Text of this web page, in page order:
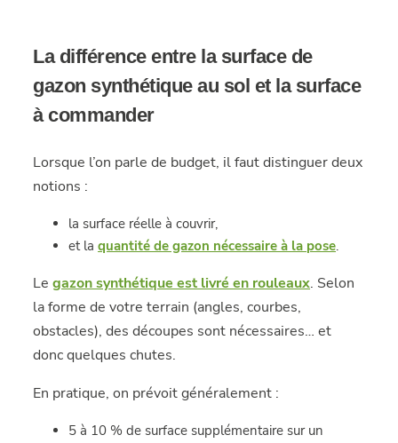
La différence entre la surface de
gazon synthétique au sol et la surface
à commander
Lorsque l’on parle de budget, il faut distinguer deux
notions :
la surface réelle à couvrir,
et laquantité de gazon nécessaire à la pose.
Legazon synthétique est livré en rouleaux. Selon
la forme de votre terrain (angles, courbes,
obstacles), des découpes sont nécessaires… et
donc quelques chutes.
En pratique, on prévoit généralement :
5 à 10 % de surface supplémentaire sur un